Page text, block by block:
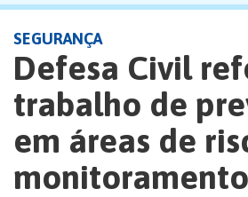
SEGURANÇA
Defesa Civil
trabalho de
em áreas de